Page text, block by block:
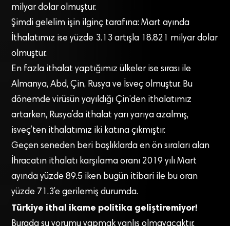
milyar dolar olmuştur.
Şimdi gelelim işin ilginç tarafına: Mart ayında
İthalatımız ise yüzde 3.13 artışla 18.821 milyar dolar
olmuştur.
En fazla ithalat yaptığımız ülkeler ise sırası ile
Almanya, Abd, Çin, Rusya ve İsveç olmuştur. Bu
dönemde virüsün yayıldığı Çin’den ithalatımız
artarken, Rusya’da ithalat yarı yarıya azalmış,
isveç’ten ithalatımız iki katına çıkmıştır.
Geçen seneden beri başlıklarda en ön sıraları alan
İhracatın ithalatı karşılama oranı 2019 yılı Mart
ayında yüzde 89.5 iken bugün itibari ile bu oran
yüzde 71.3’e gerilemiş durumda.
Türkiye ithal ikame politika geliştiremiyor!
Burada şu yorumu yapmak yanlış olmayacaktır.